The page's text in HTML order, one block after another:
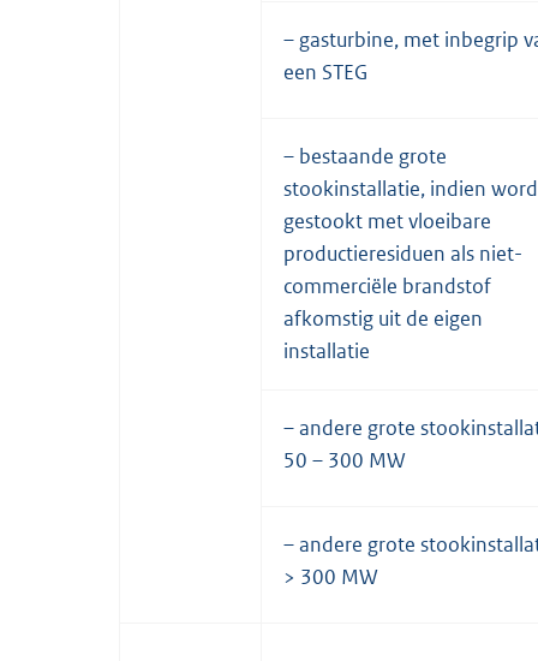
– gasturbine, met inbegrip
een STEG
– bestaande grote
stookinstallatie, indien
gestookt met vloeibare
productieresiduen als niet-
commerciële brandstof
afkomstig uit de eigen
installatie
– andere grote
50 – 300 MW
– andere grote
> 300 MW